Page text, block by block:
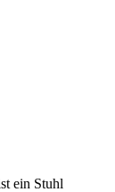
ein Stuhl